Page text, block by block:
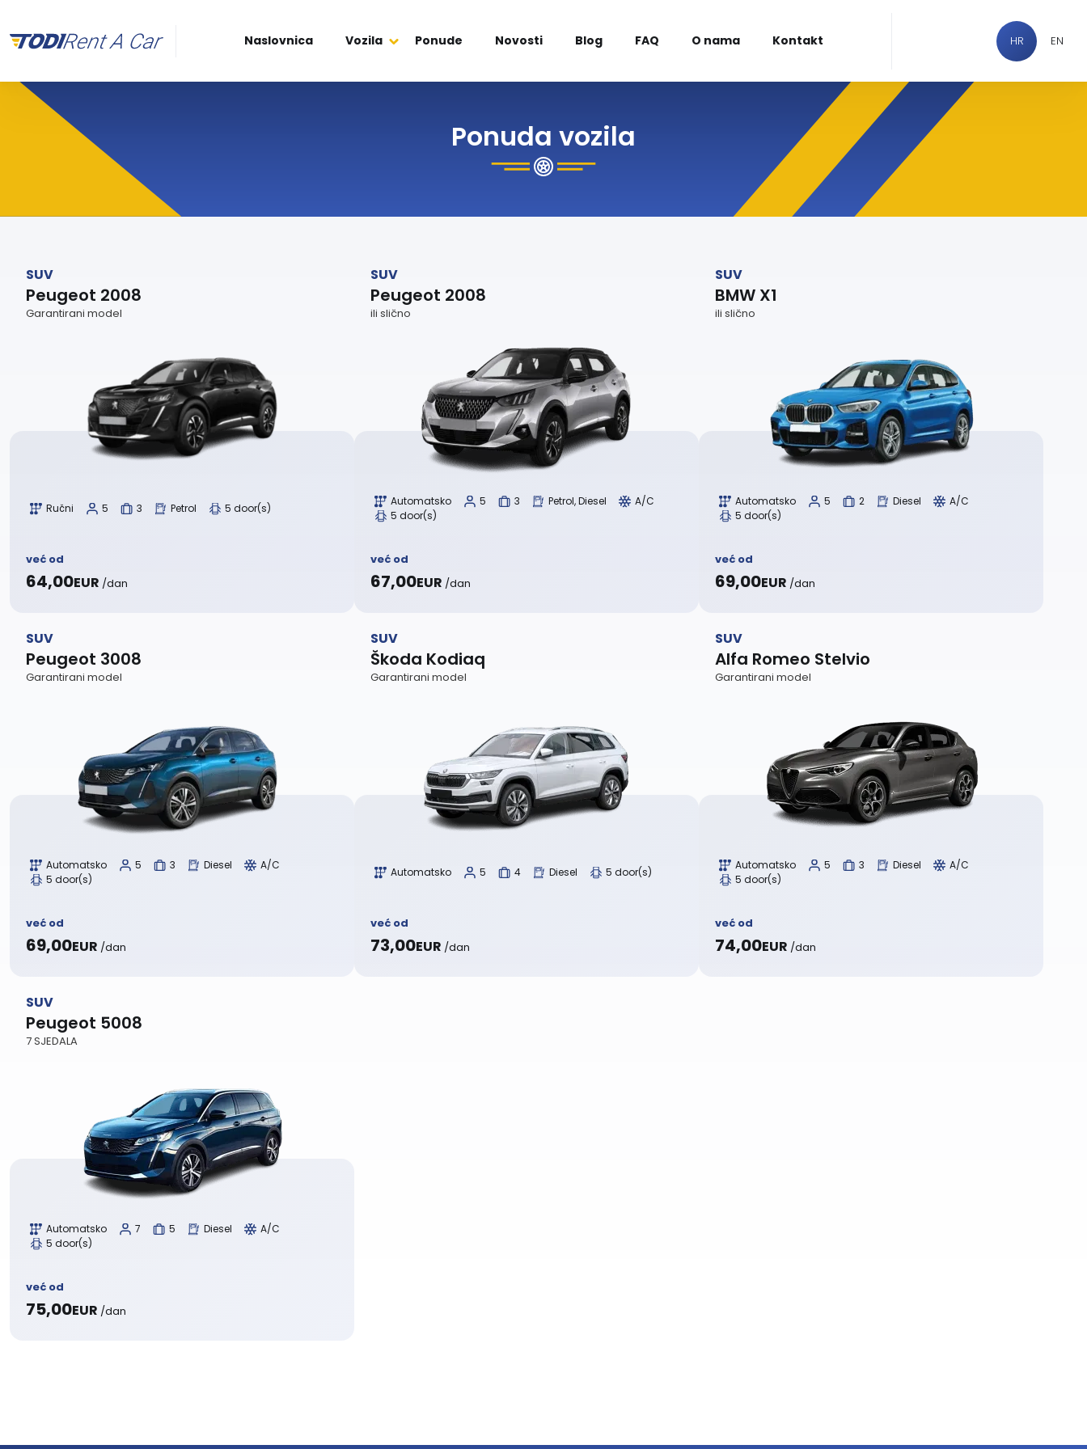
Naslovnica Vozila Ponude Novosti Blog FAQ O nama Kontakt HR EN
Ponuda vozila
SUV
Peugeot 2008
Garantirani model
Ručni 5 3 Petrol 5 door(s)
već od
64,00EUR /dan
SUV
Peugeot 2008
ili slično
Automatsko 5 3 Petrol, Diesel
A/C
5 door(s)
već od
67,00EUR /dan
SUV
BMW X1
ili slično
Automatsko 5 2 Diesel
A/C
5 door(s)
već od
69,00EUR /dan
SUV
Peugeot 3008
Garantirani model
Automatsko 5 3 Diesel
A/C
5 door(s)
već od
69,00EUR /dan
SUV
Škoda Kodiaq
Garantirani model
Automatsko 5 4 Diesel 5 door(s)
već od
73,00EUR /dan
SUV
Alfa Romeo Stelvio
Garantirani model
Automatsko 5 3 Diesel
A/C
5 door(s)
već od
74,00EUR /dan
SUV
Peugeot 5008
7 SJEDALA
Automatsko 7 5 Diesel
A/C
5 door(s)
već od
75,00EUR /dan